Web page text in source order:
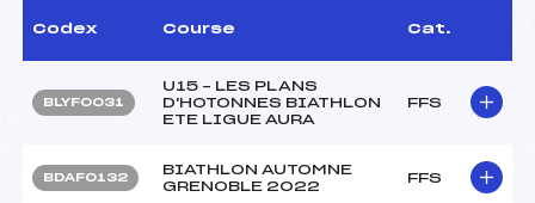
Codex Course Cat.
BLYF0031
U15 – LES PLANS
D'HOTONNES BIATHLON
ETE LIGUE AURA
FFS
BDAF0132
BIATHLON AUTOMNE
GRENOBLE 2022
FFS